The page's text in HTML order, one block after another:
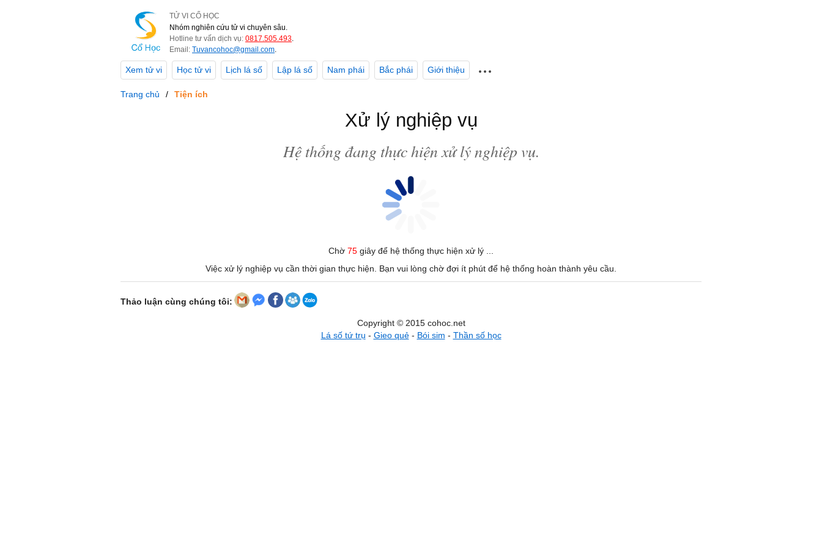
TỬ VI CỔ HỌC
Nhóm nghiên cứu tử vi chuyên sâu.
Hotline tư vấn dịch vụ: 0817.505.493.
Email: Tuvancohoc@gmail.com.
Xem tử vi Học tử vi Lịch lá số Lập lá số Nam phái Bắc phái Giới thiệu
Trang chủ Tiện ích
Xử lý nghiệp vụ
Hệ thống đang thực hiện xử lý nghiệp vụ.
Chờ 75 giây để hệ thống thực hiện xử lý ...
Việc xử lý nghiệp vụ cần thời gian thực hiện. Bạn vui lòng chờ đợi ít phút để hệ thống hoàn thành yêu cầu.
Thảo luận cùng chúng tôi:
Copyright © 2015 cohoc.net
Lá số tứ trụ - Gieo quẻ- Bói sim - Thần số học